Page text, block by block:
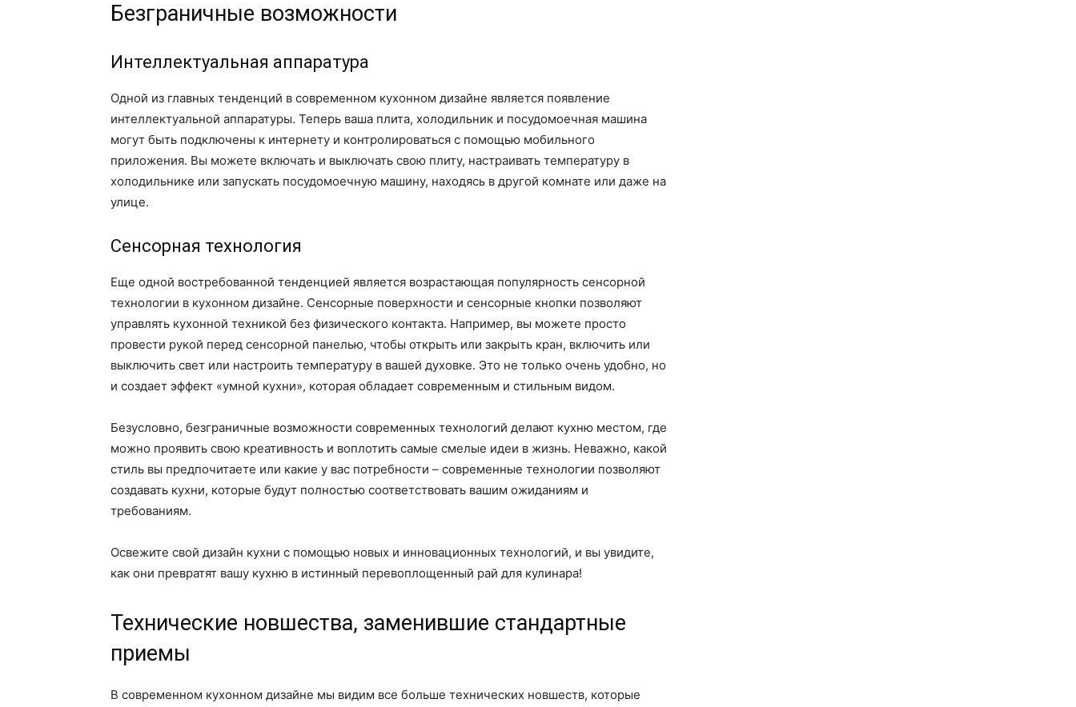
Безграничные возможности
Интеллектуальная аппаратура
Одной из главных тенденций в современном кухонном дизайне является появление
интеллектуальной аппаратуры. Теперь ваша плита, холодильник и посудомоечная машина
могут быть подключены к интернету и контролироваться с помощью мобильного
приложения. Вы можете включать и выключать свою плиту, настраивать температуру в
холодильнике или запускать посудомоечную машину, находясь в другой комнате или даже на
улице.
Сенсорная технология
Еще одной востребованной тенденцией является возрастающая популярность сенсорной
технологии в кухонном дизайне. Сенсорные поверхности и сенсорные кнопки позволяют
управлять кухонной техникой без физического контакта. Например, вы можете просто
провести рукой перед сенсорной панелью, чтобы открыть или закрыть кран, включить или
выключить свет или настроить температуру в вашей духовке. Это не только очень удобно, но
и создает эффект «умной кухни», которая обладает современным и стильным видом.
Безусловно, безграничные возможности современных технологий делают кухню местом, где
можно проявить свою креативность и воплотить самые смелые идеи в жизнь. Неважно, какой
стиль вы предпочитаете или какие у вас потребности – современные технологии позволяют
создавать кухни, которые будут полностью соответствовать вашим ожиданиям и
требованиям.
Освежите свой дизайн кухни с помощью новых и инновационных технологий, и вы увидите,
как они превратят вашу кухню в истинный перевоплощенный рай для кулинара!
Технические новшества, заменившие стандартные
приемы
В современном кухонном дизайне мы видим все больше технических новшеств, которые